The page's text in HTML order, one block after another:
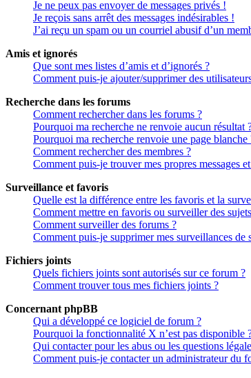
Je ne peux pas envoyer de messages privés !
Je reçois sans arrêt des messages indésirables !
J’ai reçu un spam ou un courriel abusif d’un
Amis et ignorés
Que sont mes listes d’amis et d’ignorés ?
Comment puis-je ajouter/supprimer des
Recherche dans les forums
Comment rechercher dans les forums ?
Pourquoi ma recherche ne renvoie aucun résultat
Pourquoi ma recherche renvoie une page blanche
Comment rechercher des membres ?
Comment puis-je trouver mes propres messages
Surveillance et favoris
Quelle est la différence entre les favoris et la
Comment mettre en favoris ou surveiller des
Comment surveiller des forums ?
Comment puis-je supprimer mes surveillances de
Fichiers joints
Quels fichiers joints sont autorisés sur ce forum ?
Comment trouver tous mes fichiers joints ?
Concernant phpBB
Qui a développé ce logiciel de forum ?
Pourquoi la fonctionnalité X n’est pas disponible
Qui contacter pour les abus ou les questions
Comment puis-je contacter un administrateur du